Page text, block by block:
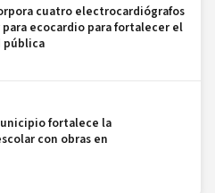
cuatro electrocardiógrafos
ecocardio para fortalecer el
pública
fortalece la
con obras en